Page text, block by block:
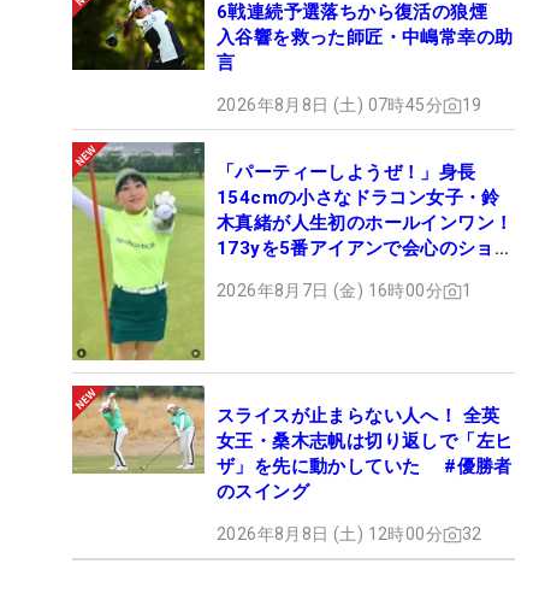
6戦連続予選落ちから復活の狼煙
入谷響を救った師匠・中嶋常幸の助
言
2026年8月8日 (土) 07時45分 19
「パーティーしようぜ！」身長
154cmの小さなドラコン女子・鈴
木真緒が人生初のホールインワン！
173yを5番アイアンで会心のショッ
2026年8月7日 (金) 16時00分 1
スライスが止まらない人へ！ 全英
女王・桑木志帆は切り返しで「左ヒ
ザ」を先に動かしていた #優勝者
のスイング
2026年8月8日 (土) 12時00分 32